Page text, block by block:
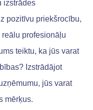
izstrādes
pozitīvu priekšrocību,
profesionāļu
teiktu, ka jūs varat
Izstrādājot
jūs varat
mērķus.